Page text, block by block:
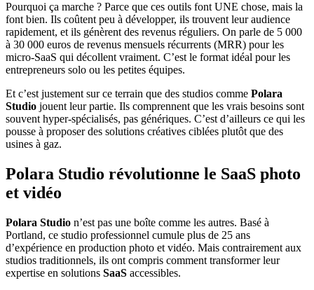
Pourquoi ça marche ? Parce que ces outils font UNE chose, mais la
font bien. Ils coûtent peu à développer, ils trouvent leur audience
rapidement, et ils génèrent des revenus réguliers. On parle de 5 000
à 30 000 euros de revenus mensuels récurrents (MRR) pour les
micro-SaaS qui décollent vraiment. C’est le format idéal pour les
entrepreneurs solo ou les petites équipes.
Et c’est justement sur ce terrain que des studios comme Polara
Studio jouent leur partie. Ils comprennent que les vrais besoins sont
souvent hyper-spécialisés, pas génériques. C’est d’ailleurs ce qui les
pousse à proposer des solutions créatives ciblées plutôt que des
usines à gaz.
Polara Studio révolutionne le SaaS photo
et vidéo
Polara Studio n’est pas une boîte comme les autres. Basé à
Portland, ce studio professionnel cumule plus de 25 ans
d’expérience en production photo et vidéo. Mais contrairement aux
studios traditionnels, ils ont compris comment transformer leur
expertise en solutions SaaS accessibles.